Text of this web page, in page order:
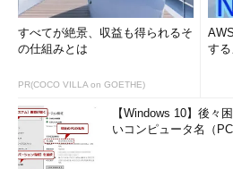
すべてが絶景、収益も得られるそ
の仕組みとは
PR(COCO VILLA on GOETHE)
す
【Windows 10】後々
いコンピュータ名（